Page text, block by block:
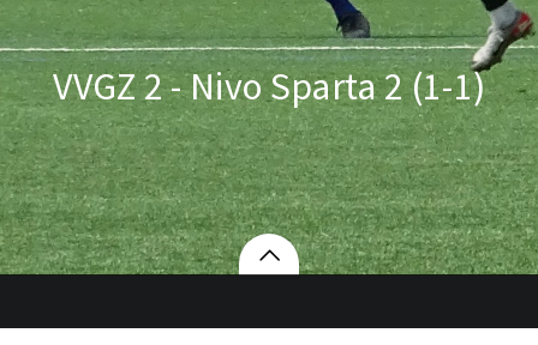
VVGZ 2 - Nivo Sparta 2 (1-1)